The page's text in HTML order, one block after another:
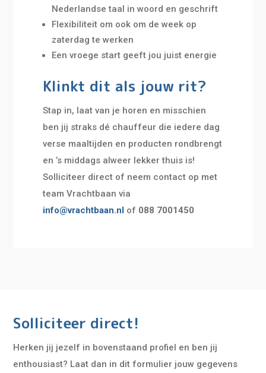
Nederlandse taal in woord en geschrift
Flexibiliteit om ook om de week op
zaterdag te werken
Een vroege start geeft jou juist energie
Klinkt dit als jouw rit?
Stap in, laat van je horen en misschien
ben jij straks dé chauffeur die iedere dag
verse maaltijden en producten rondbrengt
en ’s middags alweer lekker thuis is!
Solliciteer direct of neem contact op met
team Vrachtbaan via
info@vrachtbaan.nl of 088 7001450
Solliciteer direct!
Herken jij jezelf in bovenstaand profiel en ben jij
enthousiast? Laat dan in dit formulier jouw gegevens